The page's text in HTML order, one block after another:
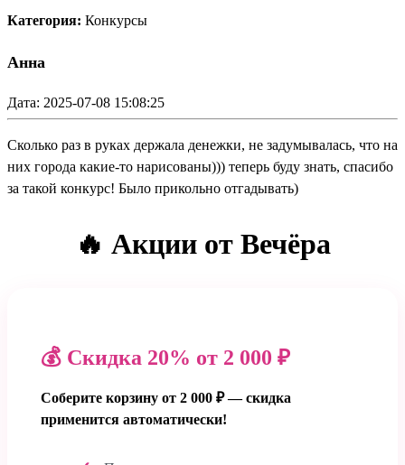
Категория: Конкурсы
Анна
Дата: 2025-07-08 15:08:25
Сколько раз в руках держала денежки, не задумывалась, что на
них города какие-то нарисованы))) теперь буду знать, спасибо
за такой конкурс! Было прикольно отгадывать)
🔥 Акции от Вечёра
💰 Скидка 20% от 2 000 ₽
Соберите корзину от 2 000 ₽ — скидка
применится автоматически!